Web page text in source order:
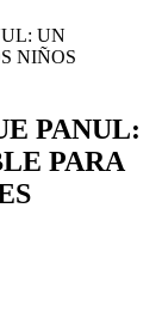
PANUL:
PARA